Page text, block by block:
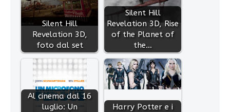
Silent Hill
Revelation 3D,
foto dal set
Silent Hill
Revelation 3D, Rise
of the Planet of
the…
Al cinema dal 16
luglio: Un
Harry Potter e i